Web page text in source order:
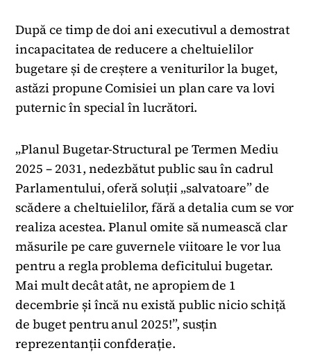
După ce timp de doi ani executivul a demostrat
incapacitatea de reducere a cheltuielilor
bugetare și de creștere a veniturilor la buget,
astăzi propune Comisiei un plan care va lovi
puternic în special în lucrători.
„Planul Bugetar-Structural pe Termen Mediu
2025 – 2031, nedezbătut public sau în cadrul
Parlamentului, oferă soluții „salvatoare” de
scădere a cheltuielilor, fără a detalia cum se vor
realiza acestea. Planul omite să numească clar
măsurile pe care guvernele viitoare le vor lua
pentru a regla problema deficitului bugetar.
Mai mult decât atât, ne apropiem de 1
decembrie și încă nu există public nicio schiță
de buget pentru anul 2025!”, susțin
reprezentanții confderație.